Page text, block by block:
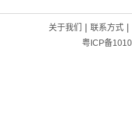
关于我们 | 联系方式|
粤ICP备